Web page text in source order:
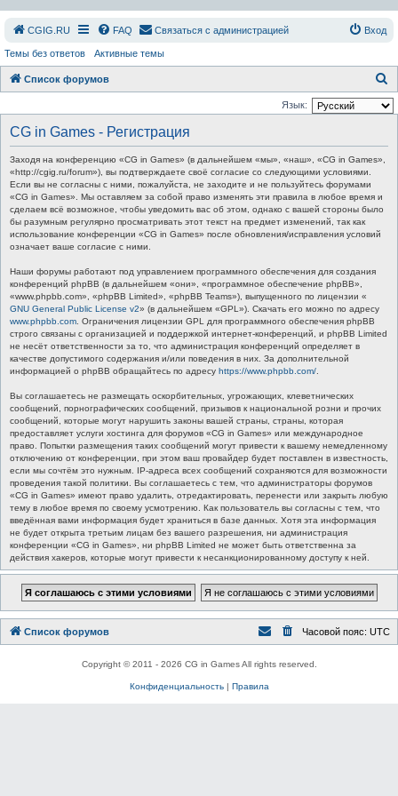
СGIG.RU FAQ Связаться с администрацией Вход
Темы без ответов Активные темы
Список форумов
о
Язык:
CG in Games - Регистрация
Заходя на конференцию «CG in Games» (в дальнейшем «мы», «наш», «CG in Games»,
«http://cgig.ru/forum»), вы подтверждаете своё согласие со следующими условиями.
Если вы не согласны с ними, пожалуйста, не заходите и не пользуйтесь форумами
«CG in Games». Мы оставляем за собой право изменять эти правила в любое время и
сделаем всё возможное, чтобы уведомить вас об этом, однако с вашей стороны было
бы разумным регулярно просматривать этот текст на предмет изменений, так как
использование конференции «CG in Games» после обновления/исправления условий
означает ваше согласие с ними.
Наши форумы работают под управлением программного обеспечения для создания
конференций phpBB (в дальнейшем «они», «программное обеспечение phpBB»,
«www.phpbb.com», «phpBB Limited», «phpBB Teams»), выпущенного по лицензии «
GNU General Public License v2» (в дальнейшем «GPL»). Скачать его можно по адресу
www.phpbb.com . Ограничения лицензии GPL для программного обеспечения phpBB
строго связаны с организацией и поддержкой интернет-конференций, и phpBB Limited
не несёт ответственности за то, что администрация конференций определяет в
качестве допустимого содержания и/или поведения в них. За дополнительной
информацией о phpBB обращайтесь по адресу https://www.phpbb.com/
Вы соглашаетесь не размещать оскорбительных, угрожающих, клеветнических
сообщений, порнографических сообщений, призывов к национальной розни и прочих
сообщений, которые могут нарушить законы вашей страны, страны, которая
предоставляет услуги хостинга для форумов «CG in Games» или международное
право. Попытки размещения таких сообщений могут привести к вашему немедленному
отключению от конференции, при этом ваш провайдер будет поставлен в известность,
если мы сочтём это нужным. IP-адреса всех сообщений сохраняются для возможности
проведения такой политики. Вы соглашаетесь с тем, что администраторы форумов
«CG in Games» имеют право удалить, отредактировать, перенести или закрыть любую
тему в любое время по своему усмотрению. Как пользователь вы согласны с тем, что
введённая вами информация будет храниться в базе данных. Хотя эта информация
не будет открыта третьим лицам без вашего разрешения, ни администрация
конференции «CG in Games», ни phpBB Limited не может быть ответственна за
действия хакеров, которые могут привести к несанкционированному доступу к ней.
Список форумов Часовой пояс: UTC
Copyright © 2011 - 2026 CG in Games All rights reserved.
Конфиденциальность| Правила